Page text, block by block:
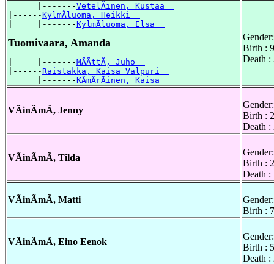
      |-------
VetelÃinen, Kustaa
|------KylmÃluoma, Heikki
|     |-------KylmÃluoma, Elsa
Tuomivaara, Amanda
|     |-------MÃÃttÃ, Juho
|------Raistakka, Kaisa Valpuri
      |-------
KÃmÃrÃinen, Kaisa
Birth :
Death :
VÃinÃmÃ, Jenny
Birth :
Death
VÃinÃmÃ, Tilda
Birth :
Death :
VÃinÃmÃ, Matti
Birth :
VÃinÃmÃ, Eino Eenok
Birth :
Death :